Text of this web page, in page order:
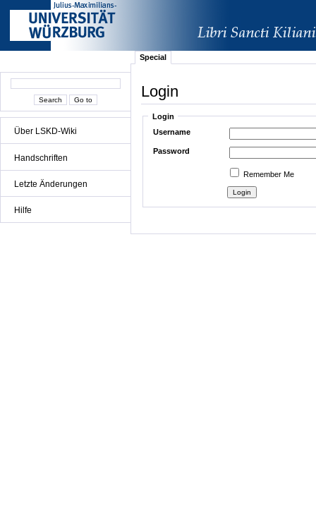
Über LSKD-Wiki
Handschriften
Letzte Änderungen
Hilfe
Special
Login
Login
Username
Password
Remember Me